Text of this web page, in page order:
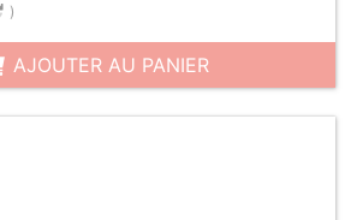
)
AJOUTER AU PANIER